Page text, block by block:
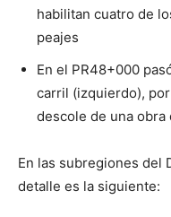
habilitan cuatro de
peajes
En el PR48+000
carril (izquierdo),
descole de una obra
En las subregiones del
detalle es la siguiente: